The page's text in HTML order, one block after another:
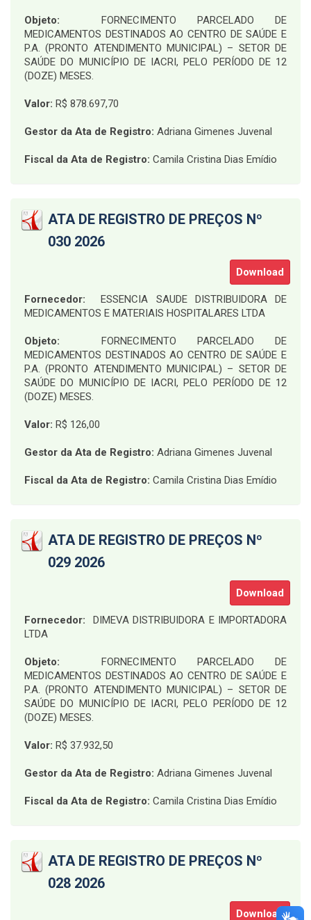
Objeto:
FORNECIMENTO PARCELADO DE
MEDICAMENTOS DESTINADOS AO CENTRO DE SAÚDE E
P.A. (PRONTO ATENDIMENTO MUNICIPAL) – SETOR DE
SAÚDE DO MUNICÍPIO DE IACRI, PELO PERÍODO DE 12
(DOZE) MESES.
Valor: R$ 878.697,70
Gestor da Ata de Registro: Adriana Gimenes Juvenal
Fiscal da Ata de Registro: Camila Cristina Dias Emídio
ATA DE REGISTRO DE PREÇOS Nº
030 2026
Download
Fornecedor:
ESSENCIA SAUDE DISTRIBUIDORA DE
MEDICAMENTOS E MATERIAIS HOSPITALARES LTDA
Objeto:
FORNECIMENTO PARCELADO DE
MEDICAMENTOS DESTINADOS AO CENTRO DE SAÚDE E
P.A. (PRONTO ATENDIMENTO MUNICIPAL) – SETOR DE
SAÚDE DO MUNICÍPIO DE IACRI, PELO PERÍODO DE 12
(DOZE) MESES.
Valor: R$ 126,00
Gestor da Ata de Registro: Adriana Gimenes Juvenal
Fiscal da Ata de Registro: Camila Cristina Dias Emídio
ATA DE REGISTRO DE PREÇOS Nº
029 2026
Download
Fornecedor:
DIMEVA DISTRIBUIDORA E IMPORTADORA
LTDA
Objeto:
FORNECIMENTO PARCELADO DE
MEDICAMENTOS DESTINADOS AO CENTRO DE SAÚDE E
P.A. (PRONTO ATENDIMENTO MUNICIPAL) – SETOR DE
SAÚDE DO MUNICÍPIO DE IACRI, PELO PERÍODO DE 12
(DOZE) MESES.
Valor: R$ 37.932,50
Gestor da Ata de Registro: Adriana Gimenes Juvenal
Fiscal da Ata de Registro: Camila Cristina Dias Emídio
ATA DE REGISTRO DE PREÇOS Nº
028 2026
Download